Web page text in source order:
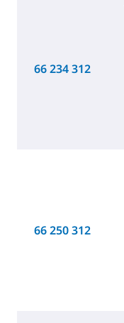
66 234 312
66 250 312